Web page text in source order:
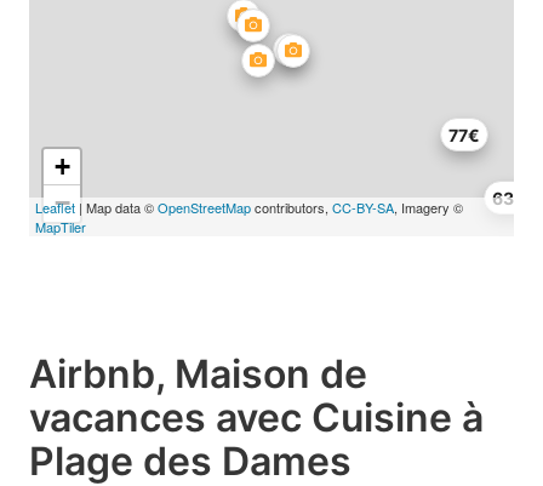
77€
63€
+
−
Leaflet | Map data ©OpenStreetMapcontributors, CC-BY-SA, Imagery ©
MapTiler
Airbnb, Maison de
vacances avec Cuisine à
Plage des Dames